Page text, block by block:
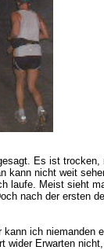
Es ist
kann nicht weit
laufe. Meist sieht
nach der ersten
ich
Erwarten